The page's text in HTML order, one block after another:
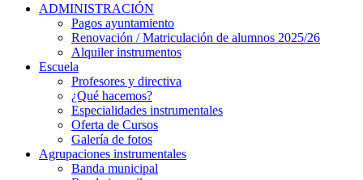
ADMINISTRACIÓN
Pagos ayuntamiento
Renovación / Matriculación de alumnos 2025/26
Alquiler instrumentos
Escuela
Profesores y directiva
¿Qué hacemos?
Especialidades instrumentales
Oferta de Cursos
Galería de fotos
Agrupaciones instrumentales
Banda municipal